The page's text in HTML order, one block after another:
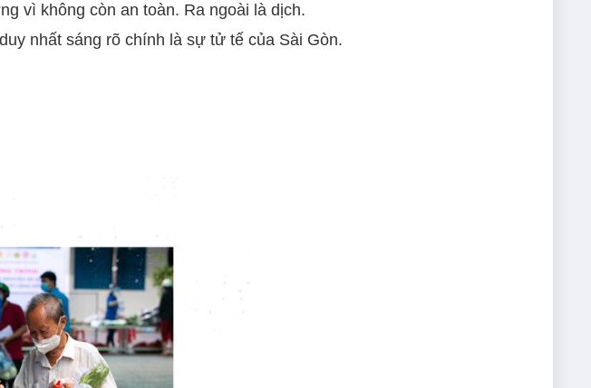
vì không còn an toàn. Ra ngoài là dịch.
nhất sáng rõ chính là sự tử tế của Sài Gòn.